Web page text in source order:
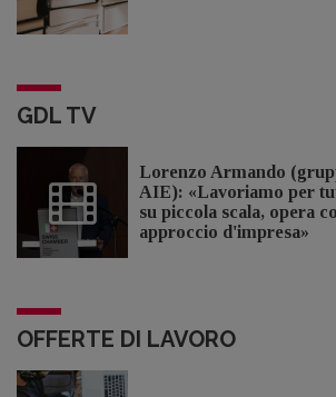
GDL TV
Lorenzo Armando
AIE): «Lavoriamo per
su piccola scala, opera
approccio d'impresa»
OFFERTE DI LAVORO